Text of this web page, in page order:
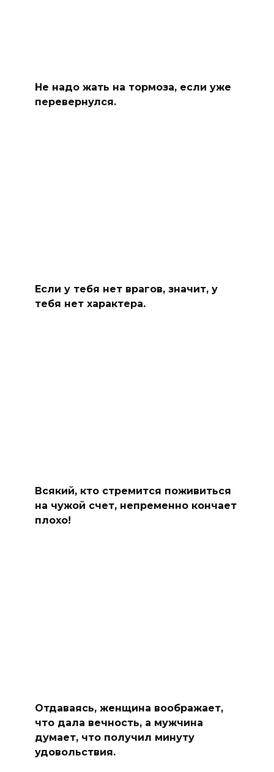
Не надо жать на тормоза, если уже
перевернулся.
Если у тебя нет врагов, значит, у
тебя нет характера.
Всякий, кто стремится поживиться
на чужой счет, непременно кончает
плохо!
Отдаваясь, женщина воображает,
что дала вечность, а мужчина
думает, что получил минуту
удовольствия.